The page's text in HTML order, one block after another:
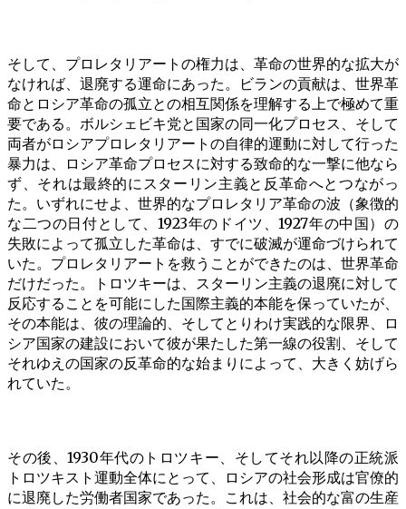
そして、プロレタリアートの権力は、革命の世界的な拡大が
なければ、退廃する運命にあった。ビランの貢献は、世界革
命とロシア革命の孤立との相互関係を理解する上で極めて重
要である。ボルシェビキ党と国家の同一化プロセス、そして
両者がロシアプロレタリアートの自律的運動に対して行った
暴力は、ロシア革命プロセスに対する致命的な一撃に他なら
ず、それは最終的にスターリン主義と反革命へとつながっ
た。いずれにせよ、世界的なプロレタリア革命の波（象徴的
な二つの日付として、1923年のドイツ、1927年の中国）の
失敗によって孤立した革命は、すでに破滅が運命づけられて
いた。プロレタリアートを救うことができたのは、世界革命
だけだった。トロツキーは、スターリン主義の退廃に対して
反応することを可能にした国際主義的本能を保っていたが、
その本能は、彼の理論的、そしてとりわけ実践的な限界、ロ
シア国家の建設において彼が果たした第一線の役割、そして
それゆえの国家の反革命的な始まりによって、大きく妨げら
れていた。
その後、1930年代のトロツキー、そしてそれ以降の正統派
トロツキスト運動全体にとって、ロシアの社会形成は官僚的
に退廃した労働者国家であった。これは、社会的な富の生産